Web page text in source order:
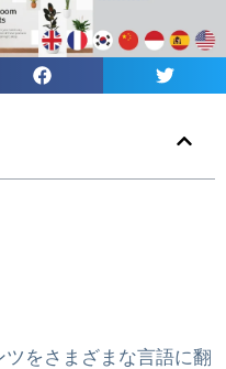
をさまざまな言語に翻